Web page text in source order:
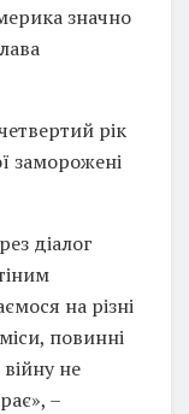
значно
рік
заморожені
діалог
на різні
повинні
не
–